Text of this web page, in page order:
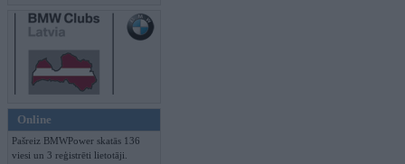
Online
Pašreiz BMWPower skatās 136
viesi un 3 reģistrēti lietotāji.